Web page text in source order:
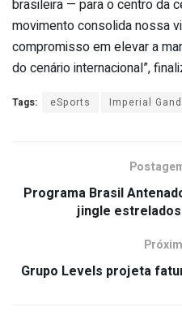
brasileira — para o centro da
movimento consolida nossa
compromisso em elevar a
do cenário internacional”,
Tags: eSports Imperial
Programa Brasil
jingle
Grupo Levels projeta